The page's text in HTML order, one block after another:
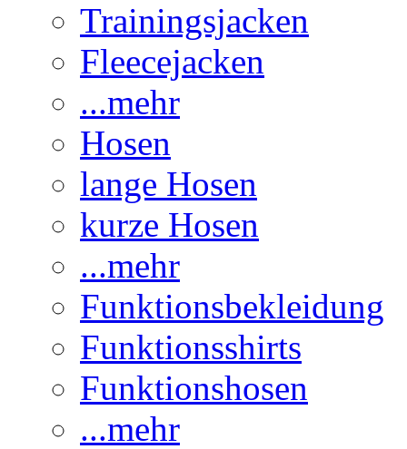
Trainingsjacken
Fleecejacken
...mehr
Hosen
lange Hosen
kurze Hosen
...mehr
Funktionsbekleidung
Funktionsshirts
Funktionshosen
...mehr